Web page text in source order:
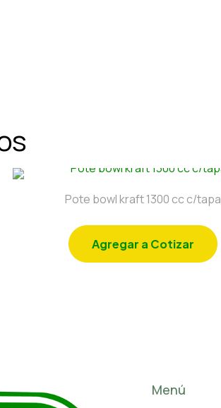
Pote bowl kraft 1300 cc c/tapa
Agregar a Cotizar
Menú